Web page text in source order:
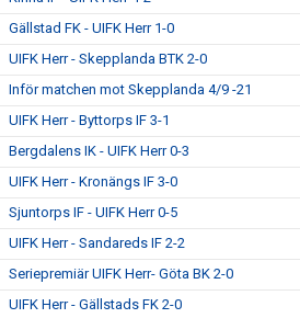
Gällstad FK - UIFK Herr 1-0
UIFK Herr - Skepplanda BTK 2-0
Inför matchen mot Skepplanda 4/9 -21
UIFK Herr - Byttorps IF 3-1
Bergdalens IK - UIFK Herr 0-3
UIFK Herr - Kronängs IF 3-0
Sjuntorps IF - UIFK Herr 0-5
UIFK Herr - Sandareds IF 2-2
Seriepremiär UIFK Herr- Göta BK 2-0
UIFK Herr - Gällstads FK 2-0